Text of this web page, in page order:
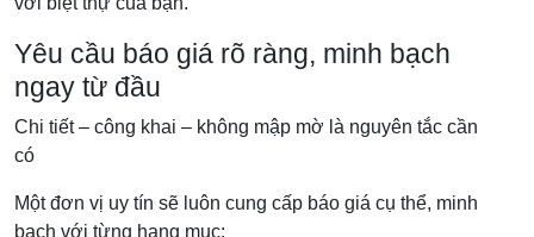
Yêu cầu báo giá rõ ràng, minh bạch
ngay từ đầu
Chi tiết – công khai – không mập mờ là nguyên tắc cần
có
Một đơn vị uy tín sẽ luôn cung cấp báo giá cụ thể, minh
bạch với từng hạng mục: